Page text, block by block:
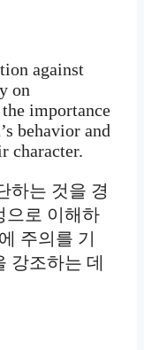
against
on
the importance
behavior and
character.
하는 것을 경
으로 이해하
주의를 기
강조하는 데